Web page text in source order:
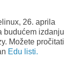
26. aprila
budućem izdanju
Možete pročitati
Edu listi.